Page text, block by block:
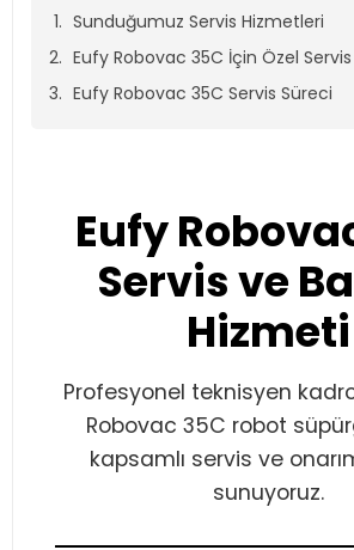
Sunduğumuz Servis Hizmetleri
Eufy Robovac 35C İçin Özel Servis
Eufy Robovac 35C Servis Süreci
Eufy
Servis ve
Hizmeti
Profesyonel teknisyen
Robovac 35C robot
kapsamlı servis ve
sunuyoruz.